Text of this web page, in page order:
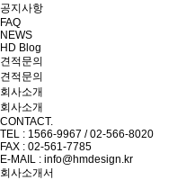
공지사항
FAQ
NEWS
HD Blog
견적문의
견적문의
회사소개
회사소개
CONTACT.
TEL : 1566-9967 / 02-566-8020
FAX : 02-561-7785
E-MAIL : info@hmdesign.kr
회사소개서